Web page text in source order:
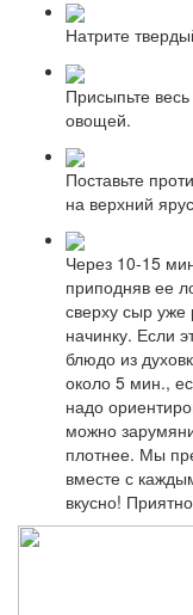
Натрите
Присыпьте
овощей.
Поставьте
на верхний
Через 10-15
приподняв ее
сверху сыр уже
начинку. Если
блюдо из
около 5 мин.,
надо
можно
плотнее. Мы
вместе с
вкусно!